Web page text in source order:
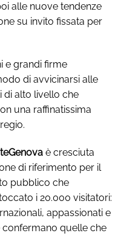
alle nuove tendenze
su invito fissata per
e grandi firme
di avvicinarsi alle
di alto livello che
una raffinatissima
è cresciuta
di riferimento per il
pubblico che
i 20.000 visitatori:
appassionati e
confermano quelle che